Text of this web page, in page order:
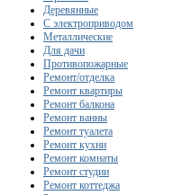
Деревянные
С электроприводом
Металлические
Для дачи
Противопожарные
Ремонт/отделка
Ремонт квартиры
Ремонт балкона
Ремонт ванны
Ремонт туалета
Ремонт кухни
Ремонт комнаты
Ремонт студии
Ремонт коттеджа